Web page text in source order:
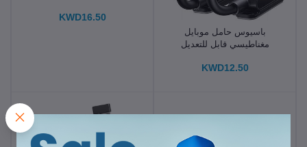
باسيوس حامل موبايل
مغناطيسي قابل للتعديل
KWD12.50
KWD16.50